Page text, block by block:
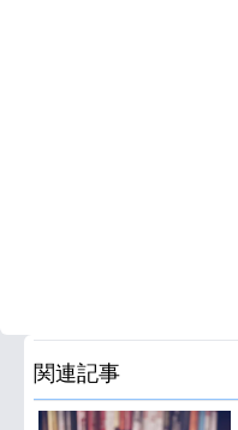
関連記事